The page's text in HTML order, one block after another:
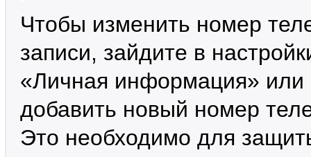
Чтобы изменить номер
записи, зайдите в
«Личная информация»
добавить новый номер
Это необходимо для